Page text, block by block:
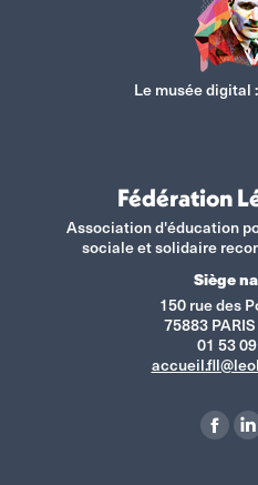
Le musée digital :
Fédération
Association d'éducation
sociale et solidaire
Siège
150 rue des
75883
01 53
La